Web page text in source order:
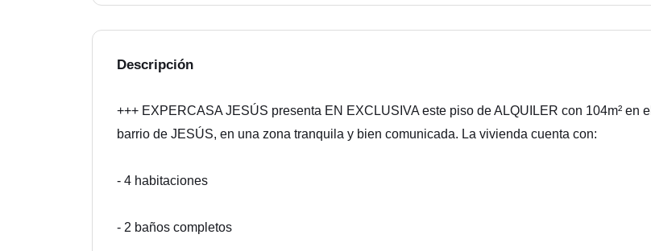
Descripción
+++ EXPERCASA JESÚS presenta EN EXCLUSIVA este piso de ALQUILER con 104m² en el
barrio de JESÚS, en una zona tranquila y bien comunicada. La vivienda cuenta con:
- 4 habitaciones
- 2 baños completos